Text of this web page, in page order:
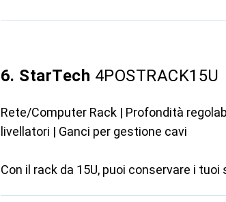
6. StarTech 4POSTRACK15U
Rete/Computer Rack | Profondità
livellatori | Ganci per gestione cavi
Con il rack da 15U, puoi conservare i tuoi